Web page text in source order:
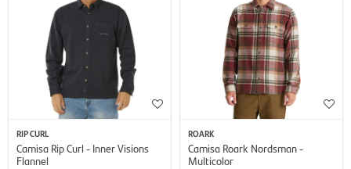
RIP CURL
Camisa Rip Curl - Inner Visions
Flannel
ROARK
Camisa Roark Nordsman -
Multicolor